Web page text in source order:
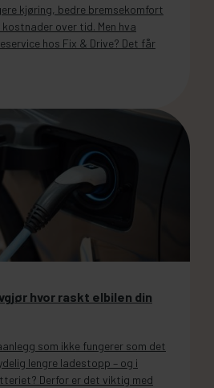
kjøring, bedre bremsekomfort
over tid. Men hva
hos Fix & Drive? Det får
hvor raskt elbilen din
som ikke fungerer som det
lengre ladestopp – og i
Derfor er det viktig med